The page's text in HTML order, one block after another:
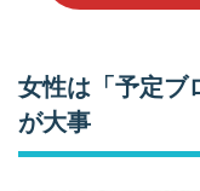
女性は「予定ブ
が大事